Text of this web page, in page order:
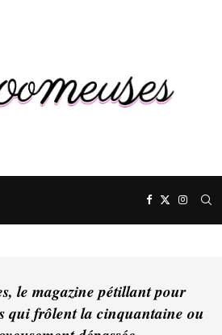
le magazine pétillant pour
qui frôlent la cinquantaine ou